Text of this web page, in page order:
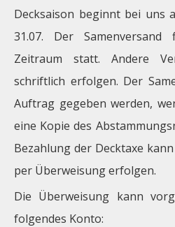
Decksaison beginnt bei uns
31.07. Der
Zeitraum statt. Andere
schriftlich erfolgen. Der
Auftrag gegeben werden,
eine Kopie des
Bezahlung der Decktaxe
per Überweisung erfolgen.
Die Überweisung kann
folgendes Konto: